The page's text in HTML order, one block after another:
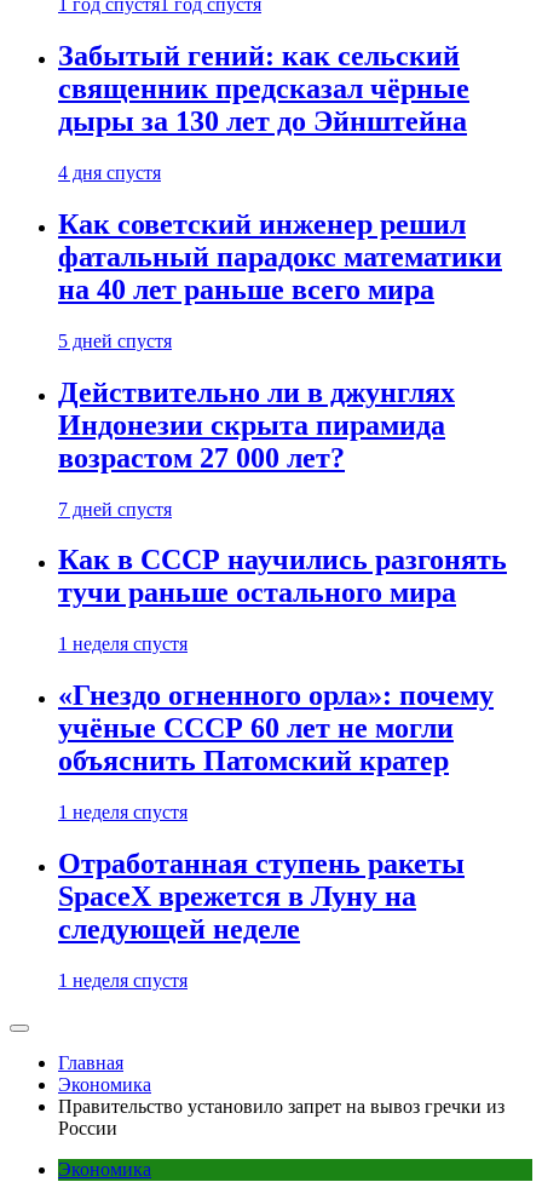
1 год спустя 1 год спустя
Забытый гений: как сельский
священник предсказал чёрные
дыры за 130 лет до Эйнштейна
4 дня спустя
Как советский инженер решил
фатальный парадокс математики
на 40 лет раньше всего мира
5 дней спустя
Действительно ли в джунглях
Индонезии скрыта пирамида
возрастом 27 000 лет?
7 дней спустя
Как в СССР научились разгонять
тучи раньше остального мира
1 неделя спустя
«Гнездо огненного орла»: почему
учёные СССР 60 лет не могли
объяснить Патомский кратер
1 неделя спустя
Отработанная ступень ракеты
SpaceX врежется в Луну на
следующей неделе
1 неделя спустя
Главная
Экономика
Правительство установило запрет на вывоз гречки из
России
Экономика